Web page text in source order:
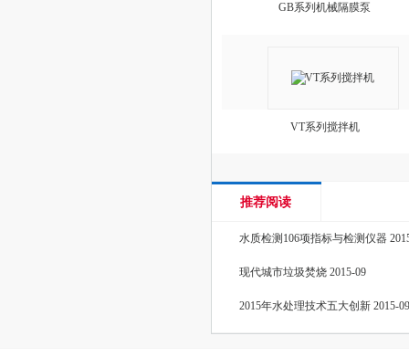
GB系列机械隔膜泵
VT系列搅拌机
推荐阅读
水质检测106项指标与检测仪器
现代城市垃圾焚烧 2015-09
2015年水处理技术五大创新 2015-09